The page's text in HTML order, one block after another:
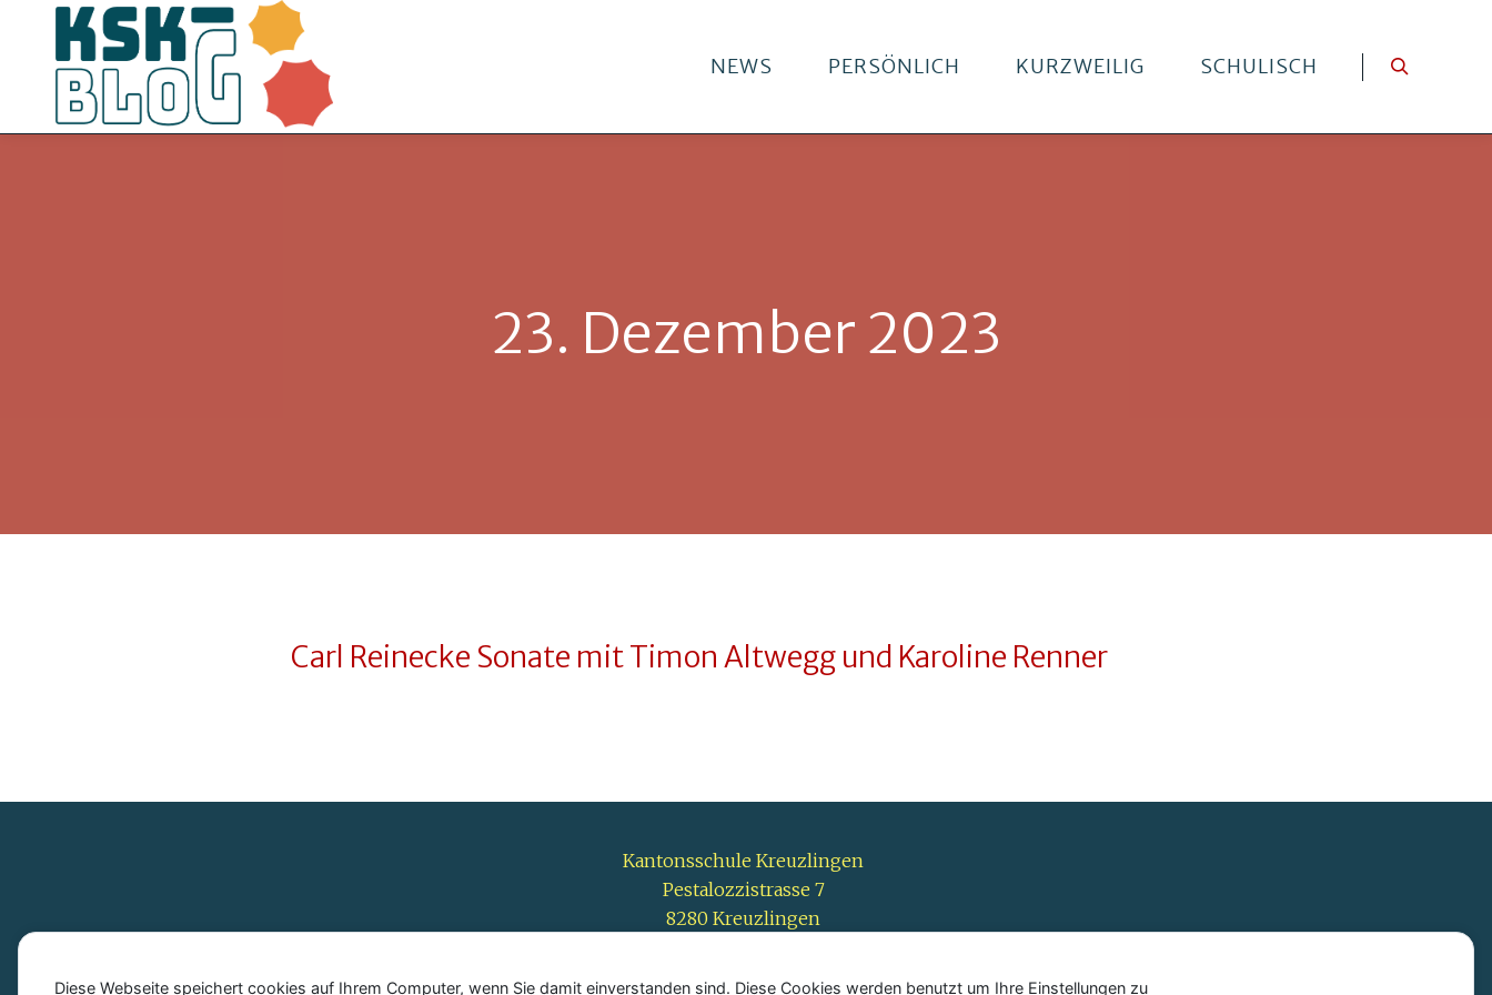
NEWS PERSÖNLICH KURZWEILIG SCHULISCH
23. Dezember 2023
Carl Reinecke Sonate mit Timon Altwegg und Karoline Renner
Kantonsschule Kreuzlingen
Pestalozzistrasse 7
8280 Kreuzlingen
Diese Webseite speichert cookies auf Ihrem Computer, wenn Sie damit einverstanden sind. Diese Cookies werden benutzt um Ihre Einstellungen zu